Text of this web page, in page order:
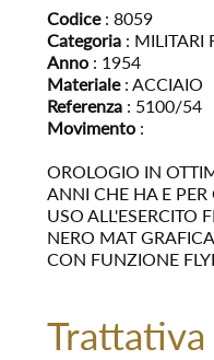
Codice: 8059
Categoria: MILITARI
Anno: 1954
Materiale: ACCIAIO
Referenza: 5100/54
Movimento:
OROLOGIO IN
ANNI CHE HA E
USO ALL'ESERCITO
NERO MAT
CON FUNZIONE
Trattativa